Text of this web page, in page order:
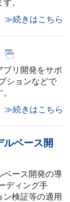
。
≫続きはこちら
プリ開発をサポ
ションなどで
≫続きはこちら
ルベース開
ベース開発の導
ディング手
検証等の適用